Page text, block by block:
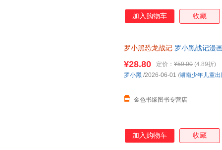
加入购物车 收藏
罗小黑恐龙战记 罗小黑战记漫
¥28.80 定价： ¥59.00 (4.89折)
金色书缘图书专营店
罗小黑 /2026-06-01 /湖南少年儿童
加入购物车 收藏